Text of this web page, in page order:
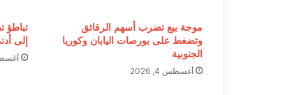
موجة بيع تضرب أسهم الرقائق
وتضغط على بورصات اليابان وكوريا
الجنوبية
أغسطس 4, 2026
تباطؤ
إلى
أغسطس